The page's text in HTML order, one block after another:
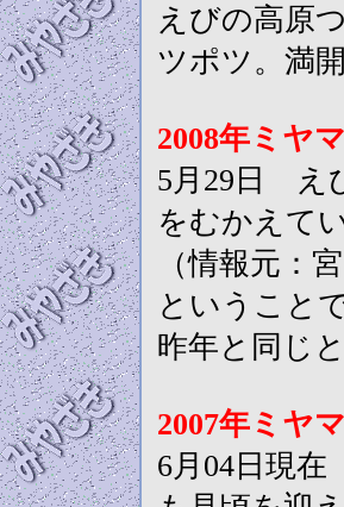
えびの高原
ツポツ。満
2008年ミヤ
5月29日 え
をむかえて
（情報元：
ということ
昨年と同じ
2007年ミヤ
6月04日現